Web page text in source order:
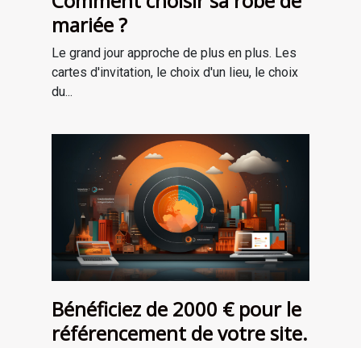
mariée ?
Le grand jour approche de plus en plus. Les
cartes d'invitation, le choix d'un lieu, le choix
du...
Bénéficiez de 2000 € pour le
référencement de votre site.